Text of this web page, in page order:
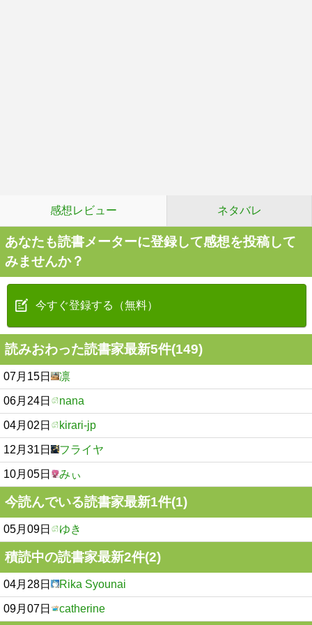
感想レビュー ネタバレ
あなたも読書メーターに登録して感想を投稿して
みませんか？
今すぐ登録する（無料）
読みおわった読書家最新5件(149)
07月15日 凛
06月24日 nana
04月02日 kirari-jp
12月31日 フライヤ
10月05日 みぃ
今読んでいる読書家最新1件(1)
05月09日 ゆき
積読中の読書家最新2件(2)
04月28日 Rika Syounai
09月07日 catherine